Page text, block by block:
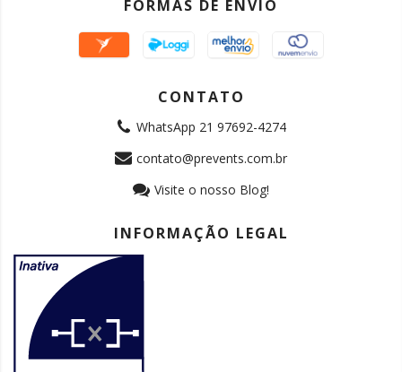
FORMAS DE ENVIO
CONTATO
WhatsApp 21 97692-4274
contato@prevents.com.br
Visite o nosso Blog!
INFORMAÇÃO LEGAL